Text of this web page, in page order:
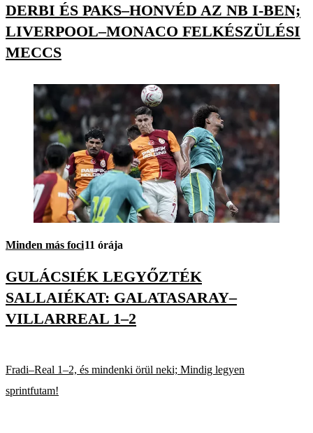
DERBI ÉS PAKS–HONVÉD AZ NB I-BEN;
LIVERPOOL–MONACO FELKÉSZÜLÉSI
MECCS
Minden más foci11 órája
GULÁCSIÉK LEGYŐZTÉK
SALLAIÉKAT: GALATASARAY–
VILLARREAL 1–2
Fradi–Real 1–2, és mindenki örül neki; Mindig legyen
sprintfutam!